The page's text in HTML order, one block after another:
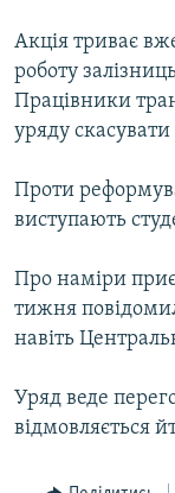
ФОТО
СПЕЦПРОЄКТИ
КРИМ РЕАЛІЇ
УКР
КТАТ
ДОЛУЧАЙСЯ!
Акція триває
роботу
Працівники
уряду
Проти
виступають
Про наміри
тижня
навіть
Уряд веде
відмовляється